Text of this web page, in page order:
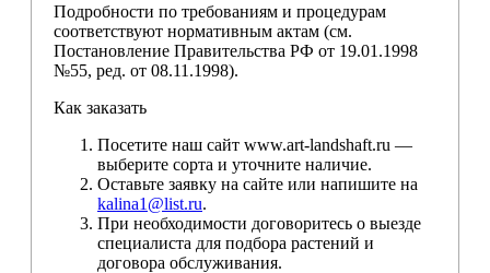
Подробности по требованиям и процедурам
соответствуют нормативным актам (см.
Постановление Правительства РФ от 19.01.1998
№55, ред. от 08.11.1998).
Как заказать
Посетите наш сайт www.art-landshaft.ru —
выберите сорта и уточните наличие.
Оставьте заявку на сайте или напишите на
kalina1@list.ru.
При необходимости договоритесь о выезде
специалиста для подбора растений и
договора обслуживания.